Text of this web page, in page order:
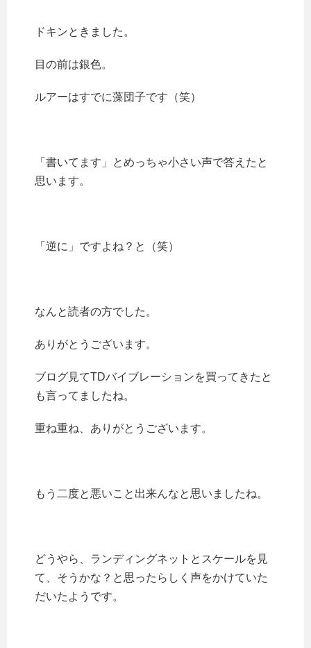
ドキンときました。
目の前は銀色。
ルアーはすでに藻団子です（笑）
「書いてます」とめっちゃ小さい声で答えたと
思います。
「逆に」ですよね？と（笑）
なんと読者の方でした。
ありがとうございます。
ブログ見てTDバイブレーションを買ってきたと
も言ってましたね。
重ね重ね、ありがとうございます。
もう二度と悪いこと出来んなと思いましたね。
どうやら、ランディングネットとスケールを見
て、そうかな？と思ったらしく声をかけていた
だいたようです。